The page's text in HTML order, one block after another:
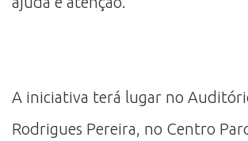
A iniciativa terá lugar no
Rodrigues Pereira, no Centro